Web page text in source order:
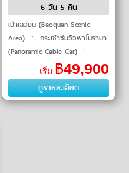
6 วัน 5 คืน
เป่าเฉวียน (Baoquan Scenic
Area) ㆍ กระเช้าชมวิวพาโนรามา
(Panoramic Cable Car) ㆍ
หมู่บ้านลอยฟ้ากัวเหลียง (Guoliang
Village) ㆍ หมู่บ้านชิบันยา
(Shibanya Village
เริ่ม ฿49,900
ดูรายละเอียด